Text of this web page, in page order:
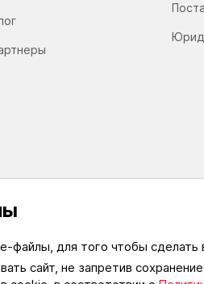
На
файлы, для того чтобы
сайт, не запретив